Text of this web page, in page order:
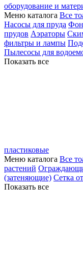
оборудование и
Меню каталога Все
Насосы для пруда
прудов Аэраторы
фильтры и лампы
Пылесосы для
Показать все
пластиковые
Меню каталога Все
растений
(затеняющие) Сетка
Показать все